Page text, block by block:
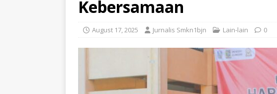
Kebersamaan
August 17, 2025 Jurnalis Smkn1bjn Lain-lain 0